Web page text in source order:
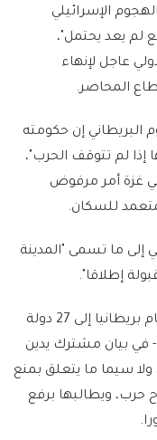
الإسرائيلي
لم يعد يحتمل"،
عاجل لإنهاء
المحاصر.
إن حكومته
لم تتوقف الحرب"،
غزة أمر مرفوض
للسكان.
ألف فلسطيني إلى ما تسمى "المدينة
إطلاقا".
وجاءت هذه التصريحات في أعقاب انضمام بريطانيا إلى 27 دولة
في بيان مشترك يدين
سيما ما يتعلق بمنع
حرب، ويطالبها برفع